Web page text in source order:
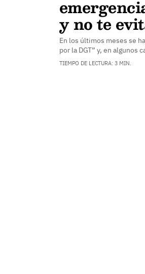
y no te
En los últimos meses se
por la DGT” y, en
TIEMPO DE LECTURA: 3 MIN.